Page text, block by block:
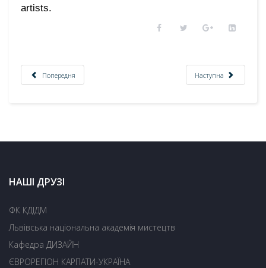
artists.
Попередня Наступна
НАШІ ДРУЗІ
ФК КДІДМ
Львівська національна академія мистецтв
Кафедра ДИЗАЙН
ЄВРОРЕГІОН КАРПАТИ-УКРАЇНА